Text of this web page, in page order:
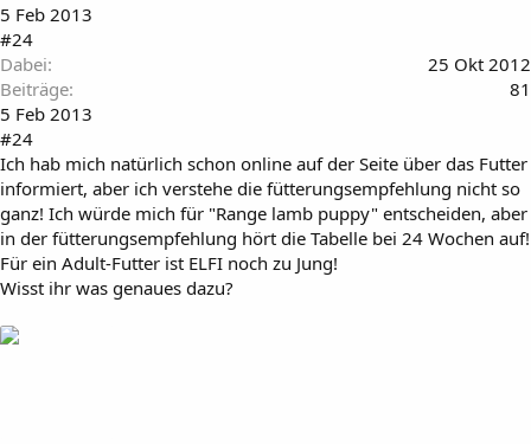
5 Feb 2013
#24
Dabei
25 Okt 2012
Beiträge
81
5 Feb 2013
#24
Ich hab mich natürlich schon online auf der Seite über das Futter
informiert, aber ich verstehe die fütterungsempfehlung nicht so
ganz! Ich würde mich für "Range lamb puppy" entscheiden, aber
in der fütterungsempfehlung hört die Tabelle bei 24 Wochen auf!
Für ein Adult-Futter ist ELFI noch zu Jung!
Wisst ihr was genaues dazu?